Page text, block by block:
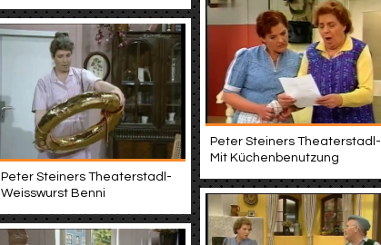
Peter Steiners Theaterstadl-
Mit Küchenbenutzung
Peter Steiners Theaterstadl-
Weisswurst Benni